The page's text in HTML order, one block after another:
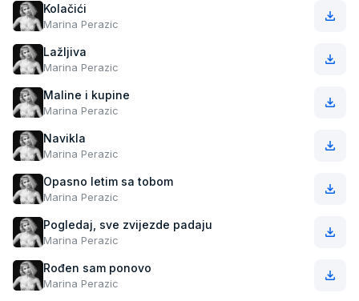
Kolačići
Marina Perazic
Lažljiva
Marina Perazic
Maline i kupine
Marina Perazic
Navikla
Marina Perazic
Opasno letim sa tobom
Marina Perazic
Pogledaj, sve zvijezde padaju
Marina Perazic
Rođen sam ponovo
Marina Perazic